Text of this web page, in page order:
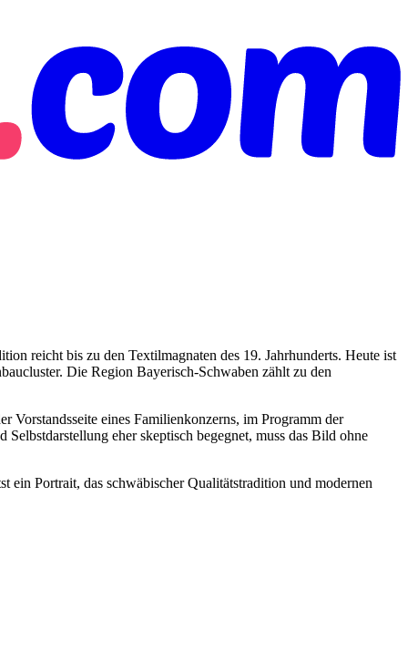
reicht bis zu den Textilmagnaten des 19. Jahrhunderts. Heute ist
Die Region Bayerisch-Schwaben zählt zu den
Vorstandsseite eines Familienkonzerns, im Programm der
eher skeptisch begegnet, muss das Bild ohne
ein Portrait, das schwäbischer Qualitätstradition und modernen